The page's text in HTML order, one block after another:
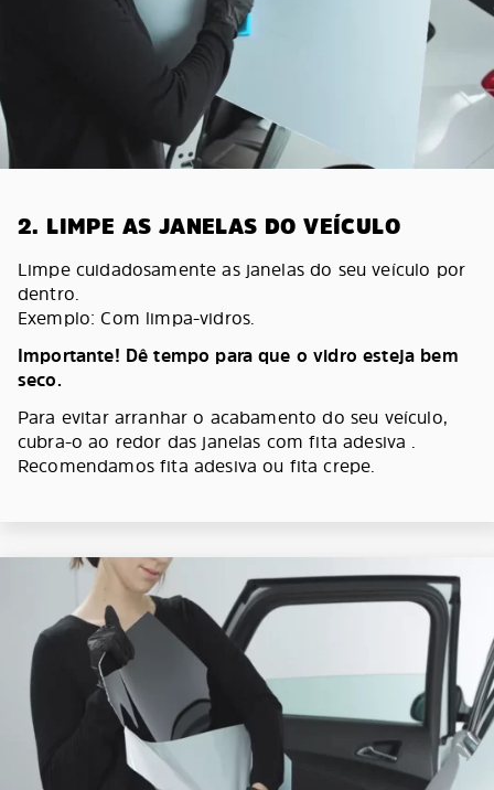
2. LIMPE AS JANELAS DO VEÍCULO
Limpe cuidadosamente as janelas do seu veículo por
dentro.
Exemplo: Com limpa-vidros.
Importante! Dê tempo para que o vidro esteja bem
seco.
Para evitar arranhar o acabamento do seu veículo,
cubra-o ao redor das janelas com fita adesiva .
Recomendamos fita adesiva ou fita crepe.